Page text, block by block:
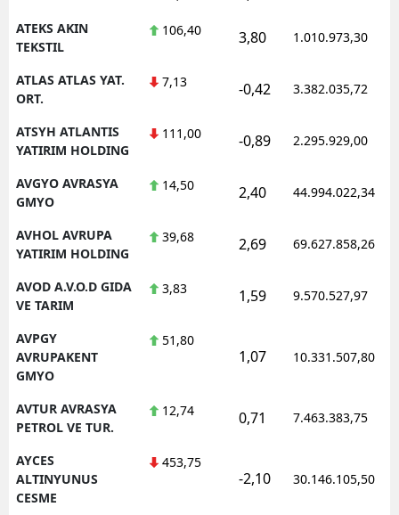
ATEKS AKIN
TEKSTIL
106,40 3,80 1.010.973,30
ATLAS ATLAS YAT.
ORT.
7,13 -0,42 3.382.035,72
ATSYH ATLANTIS
YATIRIM HOLDING
111,00 -0,89 2.295.929,00
AVGYO AVRASYA
GMYO
14,50 2,40 44.994.022,34
AVHOL AVRUPA
YATIRIM HOLDING
39,68 2,69 69.627.858,26
AVOD A.V.O.D GIDA
VE TARIM
3,83 1,59 9.570.527,97
AVPGY
AVRUPAKENT
GMYO
51,80
1,07 10.331.507,80
AVTUR AVRASYA
PETROL VE TUR.
12,74 0,71 7.463.383,75
AYCES
ALTINYUNUS
CESME
453,75
-2,10 30.146.105,50